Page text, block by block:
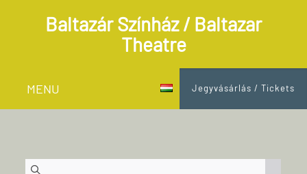
Baltazár Színház / Baltazar
Theatre
MENU Jegyvásárlás / Tickets